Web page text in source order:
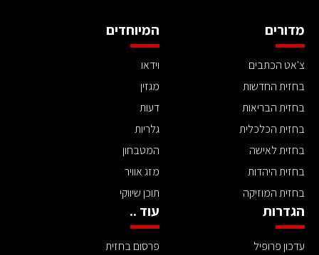
מדורים
צ'אט הכתבים
בחזית החדשות
בחזית הבריאות
בחזית הכלכלית
בחזית לאישה
בחזית היהדות
בחזית המוזיקה
המיוחדים
וידאו
מגזין
דעות
גלריות
המטבחון
מזג אוויר
תוכן שיווקי
הגדרות
עדכון פרופיל
עוד ..
פרסום בחזית